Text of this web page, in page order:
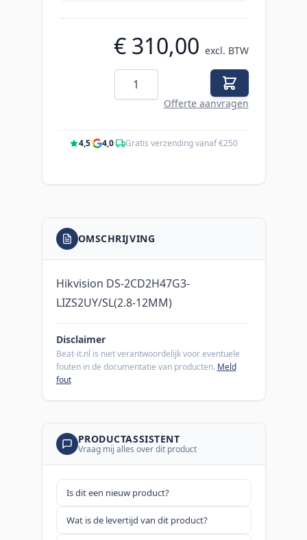
€ 310,00 excl. BTW
Aantal
Offerte aanvragen
4,5· 4,0· Gratis verzending vanaf €250
OMSCHRIJVING
Hikvision DS-2CD2H47G3-
LIZS2UY/SL(2.8-12MM)
Disclaimer
Beat-it.nl is niet verantwoordelijk voor eventuele
fouten in de documentatie van producten. Meld
fout
PRODUCTASSISTENT
Vraag mij alles over dit product
Is dit een nieuw product?
Wat is de levertijd van dit product?